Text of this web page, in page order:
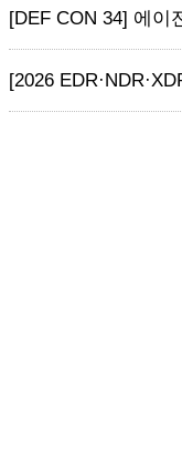
[DEF CON 34] 에이
[2026